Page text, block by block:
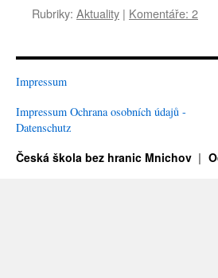
Rubriky: Aktuality | Komentáře: 2
Impressum
Impressum Ochrana osobních údajů -
Datenschutz
Česká škola bez hranic Mnichov